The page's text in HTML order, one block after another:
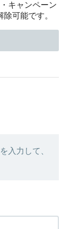
キャンペーン
可能です。
入力して、